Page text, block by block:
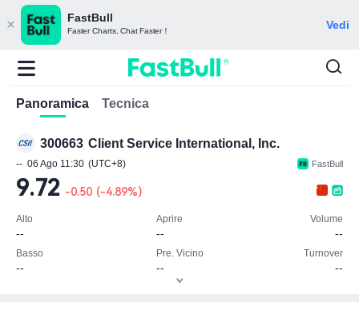
FastBull
Faster Charts, Chat Faster！ Vedi
Panoramica Tecnica
300663 Client Service International, Inc.
-- 06 Ago 11:30 (UTC+8) FastBull
9.72 -0.50 (-4.89%)
Alto
--
Basso
--
Aprire
--
Pre. Vicino
--
Volume
--
Turnover
--